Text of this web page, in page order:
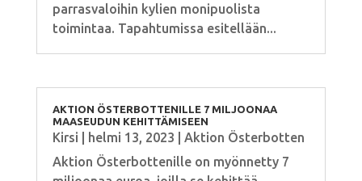
parrasvaloihin kylien monipuolista
toimintaa. Tapahtumissa esitellään...
AKTION ÖSTERBOTTENILLE 7 MILJOONAA
MAASEUDUN KEHITTÄMISEEN
Kirsi helmi 13, 2023
Aktion Österbotten
Aktion Österbottenille on myönnetty 7